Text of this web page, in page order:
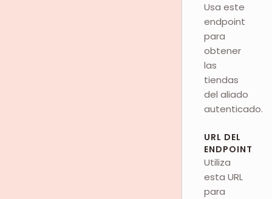
Usa este
endpoint
para
obtener
las
tiendas
del aliado
autenticado.
URL DEL
ENDPOINT
Utiliza
esta URL
para